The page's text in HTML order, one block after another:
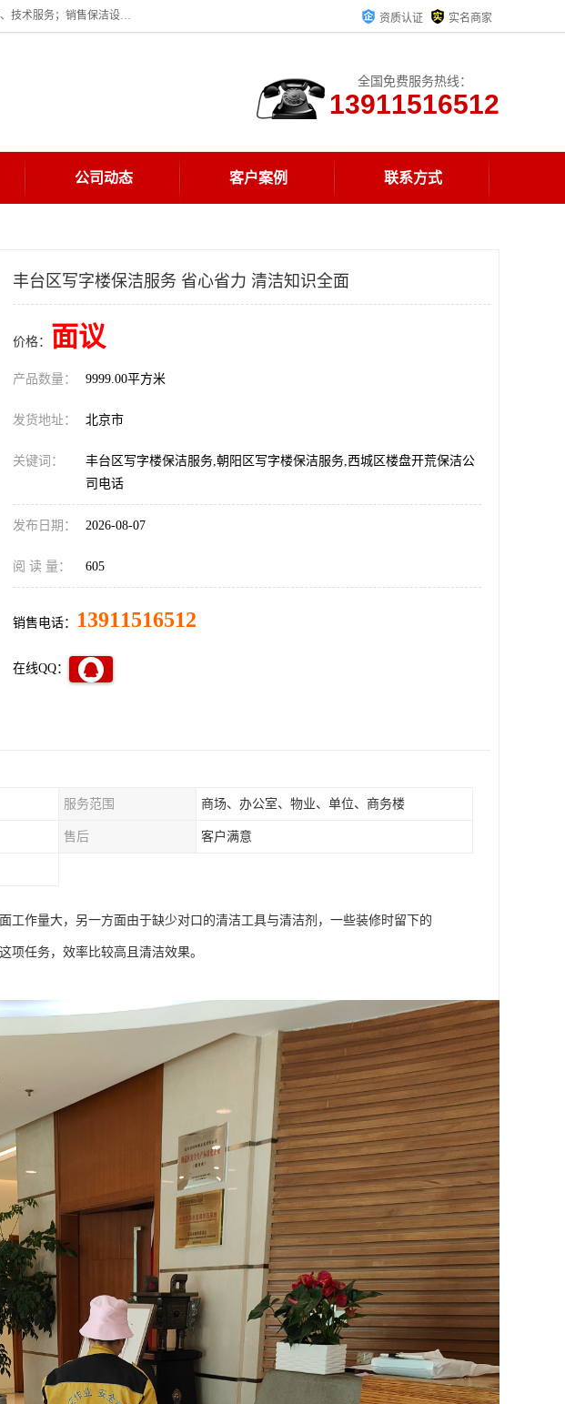
企业的经营范围为:保洁服务；建筑物外墙清洁服务；物业管理；家政服务；城市园林绿化；劳务分包；技术开发、技术转让、技术服务；销售保洁设备、卫生用品、化工产品（不含危险化学品及一类易制毒化学品）、日用品、办公设备、建筑材料、装饰材料；图文设计；清洁服务（不含餐具消毒）；中央空调维修；工程设计；施工总承包；专业承包。 资质认证 实名商家
全国免费服务热线：
13911516512
公司动态 客户案例 联系方式
丰台区写字楼保洁服务 省心省力 清洁知识全面
价格： 面议
产品数量： 9999.00平方米
发货地址： 北京市
关键词：
丰台区写字楼保洁服务,朝阳区写字楼保洁服务,西城区楼盘开荒保洁公
司电话
发布日期： 2026-08-07
阅 读 量： 605
销售电话： 13911516512
在线QQ：
服务范围 商场、办公室、物业、单位、商务楼
售后 客户满意
工作量大，另一方面由于缺少对口的清洁工具与清洁剂，一些装修时留下的
项任务，效率比较高且清洁效果。